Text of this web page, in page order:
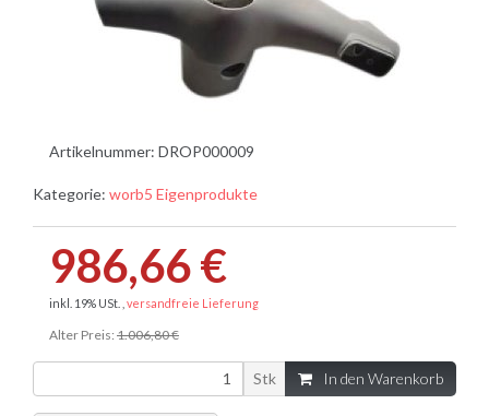
Artikelnummer: DROP000009
Kategorie: worb5 Eigenprodukte
986,66 €
inkl. 19% USt. , versandfreie Lieferung
Alter Preis: 1.006,80 €
Stk In den Warenkorb